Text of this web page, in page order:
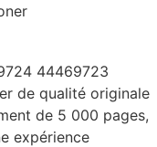
44469723
de qualité originale
de 5 000 pages,
expérience